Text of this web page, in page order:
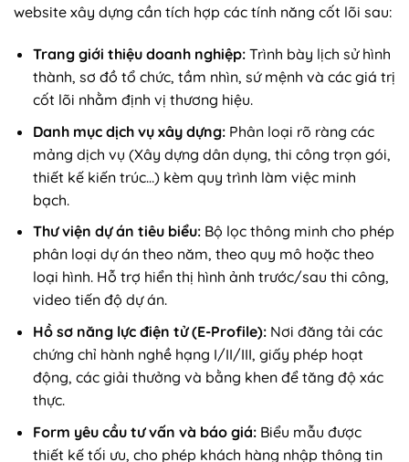
website xây dựng cần tích hợp các tính năng cốt lõi sau:
Trang giới thiệu doanh nghiệp:Trình bày lịch sử hình
thành, sơ đồ tổ chức, tầm nhìn, sứ mệnh và các giá trị
cốt lõi nhằm định vị thương hiệu.
Danh mục dịch vụ xây dựng:Phân loại rõ ràng các
mảng dịch vụ (Xây dựng dân dụng, thi công trọn gói,
thiết kế kiến trúc…) kèm quy trình làm việc minh
bạch.
Thư viện dự án tiêu biểu:Bộ lọc thông minh cho phép
phân loại dự án theo năm, theo quy mô hoặc theo
loại hình. Hỗ trợ hiển thị hình ảnh trước/sau thi công,
video tiến độ dự án.
Hồ sơ năng lực điện tử (E-Profile):Nơi đăng tải các
chứng chỉ hành nghề hạng I/II/III, giấy phép hoạt
động, các giải thưởng và bằng khen để tăng độ xác
thực.
Form yêu cầu tư vấn và báo giá:Biểu mẫu được
thiết kế tối ưu, cho phép khách hàng nhập thông tin